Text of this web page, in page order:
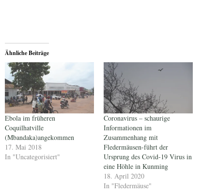
Ähnliche Beiträge
Ebola im früheren
Coquilhatville
(Mbandaka)angekommen
17. Mai 2018
In "Uncategorisiert"
Coronavirus – schaurige
Informationen im
Zusammenhang mit
Fledermäusen-führt der
Ursprung des Covid-19 Virus in
eine Höhle in Kunming
18. April 2020
In "Fledermäuse"